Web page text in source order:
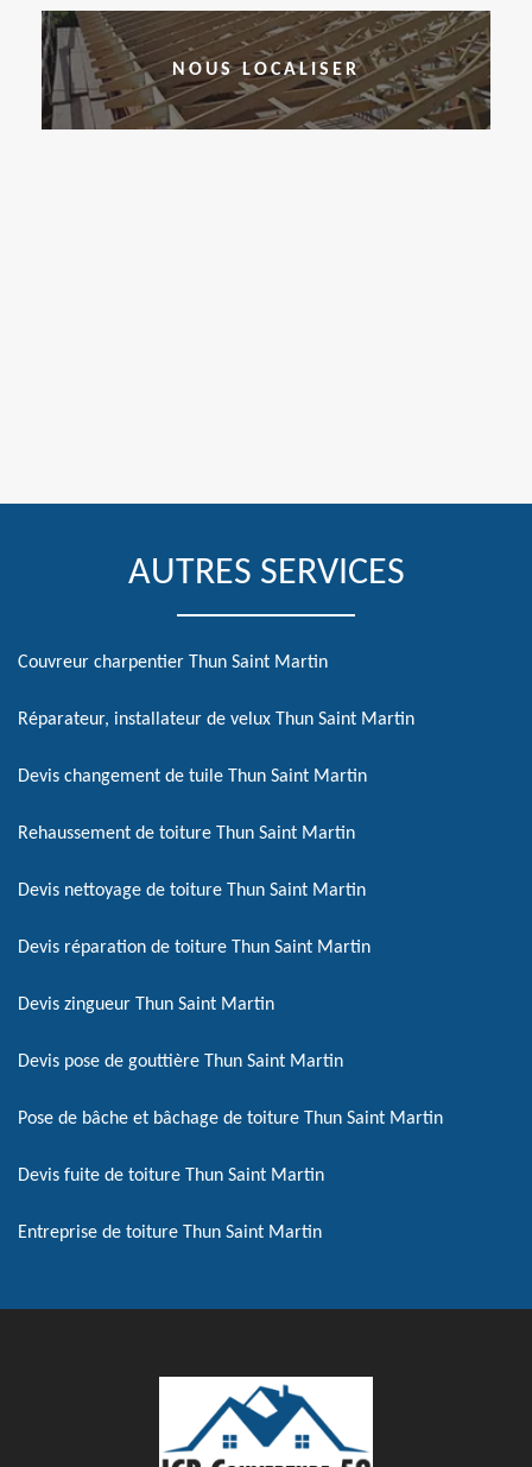
NOUS LOCALISER
AUTRES SERVICES
Couvreur charpentier Thun Saint Martin
Réparateur, installateur de velux Thun Saint Martin
Devis changement de tuile Thun Saint Martin
Rehaussement de toiture Thun Saint Martin
Devis nettoyage de toiture Thun Saint Martin
Devis réparation de toiture Thun Saint Martin
Devis zingueur Thun Saint Martin
Devis pose de gouttière Thun Saint Martin
Pose de bâche et bâchage de toiture Thun Saint Martin
Devis fuite de toiture Thun Saint Martin
Entreprise de toiture Thun Saint Martin